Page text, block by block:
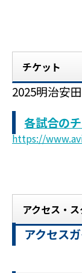
チケット
2025明治安
各試合の
https://
アクセス・
アクセス